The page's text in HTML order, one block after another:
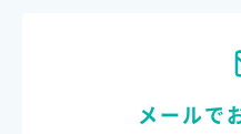
メールで